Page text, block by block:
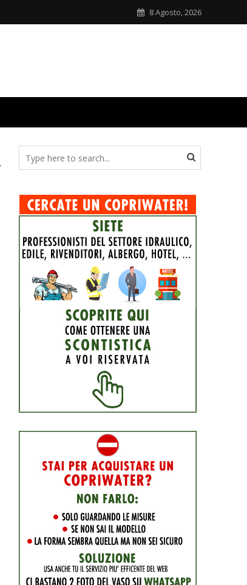
8 Agosto, 2026